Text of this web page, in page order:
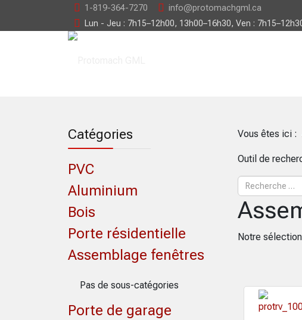
1-819-364-7270
info@protomachgml.ca
Lun - Jeu : 7h15–12h00, 13h00–16h30, Ven :
Catégories
PVC
Aluminium
Bois
Porte résidentielle
Assemblage fenêtres
Pas de sous-catégories
Porte de garage
Vous êtes ici :
Outil de
Notre